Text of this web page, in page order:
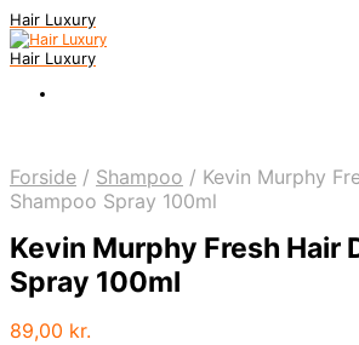
Hair Luxury
Hair Luxury
Forside / Shampoo / Kevin Murphy
Shampoo Spray 100ml
Kevin Murphy Fresh Hair
Spray 100ml
89,00 kr.